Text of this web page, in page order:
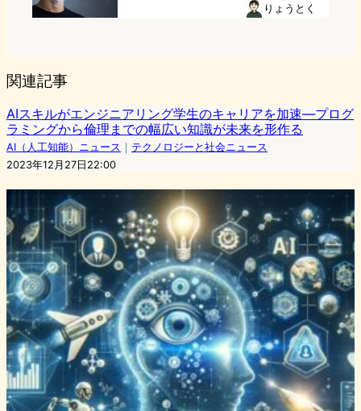
りょうとく
関連記事
AIスキルがエンジニアリング学生のキャリアを加速―プログ
ラミングから倫理までの幅広い知識が未来を形作る
AI（人工知能）ニュース ｜ テクノロジーと社会ニュース
2023年12月27日22:00